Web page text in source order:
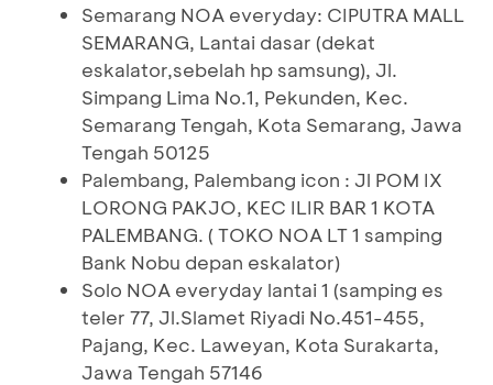
Semarang NOA everyday: CIPUTRA MALL
SEMARANG, Lantai dasar (dekat
eskalator,sebelah hp samsung), Jl.
Simpang Lima No.1, Pekunden, Kec.
Semarang Tengah, Kota Semarang, Jawa
Tengah 50125
Palembang, Palembang icon : Jl POM IX
LORONG PAKJO, KEC ILIR BAR 1 KOTA
PALEMBANG. ( TOKO NOA LT 1 samping
Bank Nobu depan eskalator)
Solo NOA everyday lantai 1 (samping es
teler 77, Jl.Slamet Riyadi No.451-455,
Pajang, Kec. Laweyan, Kota Surakarta,
Jawa Tengah 57146